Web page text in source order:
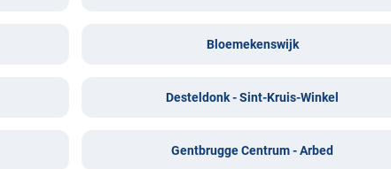
Bloemekenswijk
Desteldonk - Sint-Kruis-Winkel
Gentbrugge Centrum - Arbed